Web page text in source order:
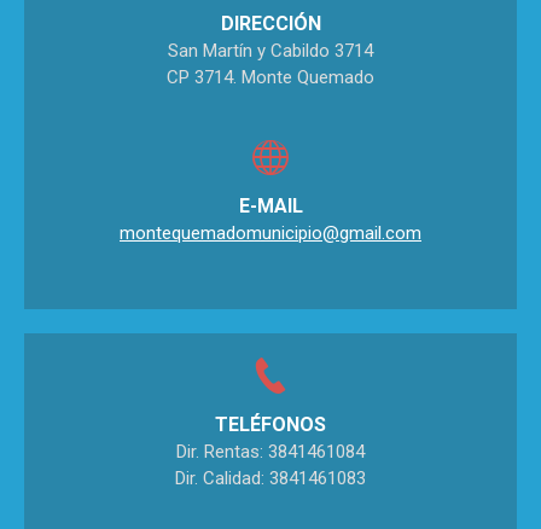
DIRECCIÓN
San Martín y Cabildo 3714
CP 3714. Monte Quemado
E-MAIL
montequemadomunicipio@gmail.com
TELÉFONOS
Dir. Rentas: 3841461084
Dir. Calidad: 3841461083